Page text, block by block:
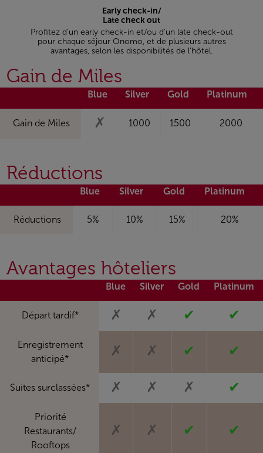
Early check-in/
Late check out
Profitez d'un early check-in et/ou d'un late check-out
pour chaque séjour Onomo, et de plusieurs autres
avantages, selon les disponibilités de l'hôtel.
Gain de Miles
Blue Silver Gold Platinum
Gain de Miles ✗ 1000 1500 2000
Réductions
Blue Silver Gold Platinum
Réductions 5% 10% 15% 20%
Avantages hôteliers
Blue Silver Gold Platinum
Départ tardif* ✗ ✗ ✔ ✔
Enregistrement
anticipé*
✗ ✗ ✔ ✔
Suites surclassées* ✗ ✗ ✗ ✔
Priorité
Restaurants/
Rooftops
✗ ✗ ✔ ✔